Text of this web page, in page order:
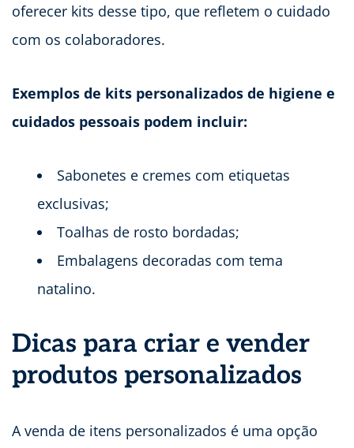
oferecer kits desse tipo, que refletem o cuidado
com os colaboradores.
Exemplos de kits personalizados de higiene e
cuidados pessoais podem incluir:
Sabonetes e cremes com etiquetas
exclusivas;
Toalhas de rosto bordadas;
Embalagens decoradas com tema
natalino.
Dicas para criar e vender
produtos personalizados
A venda de itens personalizados é uma opção